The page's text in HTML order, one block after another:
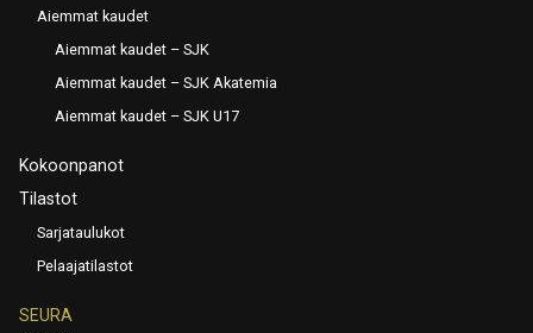
Aiemmat kaudet
Aiemmat kaudet – SJK
Aiemmat kaudet – SJK Akatemia
Aiemmat kaudet – SJK U17
Kokoonpanot
Tilastot
Sarjataulukot
Pelaajatilastot
SEURA